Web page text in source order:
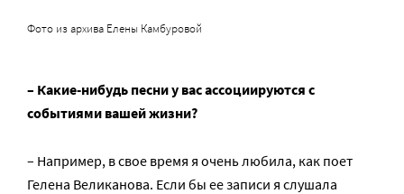
Фото из архива Елены Камбуровой
– Какие-нибудь песни у вас ассоциируются с
событиями вашей жизни?
– Например, в свое время я очень любила, как поет
Гелена Великанова. Если бы ее записи я слушала